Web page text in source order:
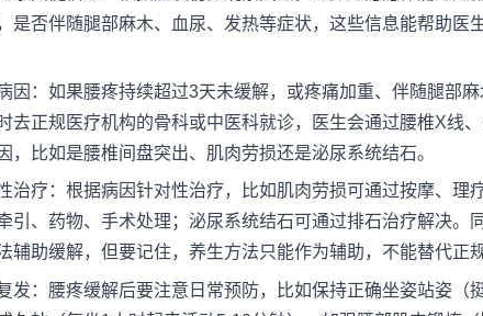
是否伴随腿部麻木、血尿、发热等症状，这些信息能帮助医
因：如果腰疼持续超过3天未缓解，或疼痛加重、伴随腿部
去正规医疗机构的骨科或中医科就诊，医生会通过腰椎X线
，比如是腰椎间盘突出、肌肉劳损还是泌尿系统结石。
治疗：根据病因针对性治疗，比如肌肉劳损可通过按摩、理
引、药物、手术处理；泌尿系统结石可通过排石治疗解决。
辅助缓解，但要记住，养生方法只能作为辅助，不能替代正规
发：腰疼缓解后要注意日常预防，比如保持正确坐姿站姿（